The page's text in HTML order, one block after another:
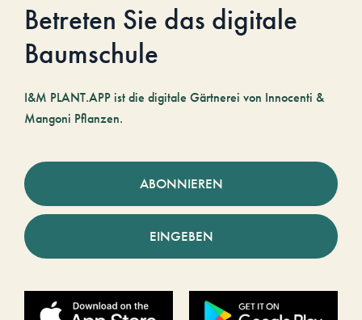
Betreten Sie das digitale
Baumschule
I&M PLANT.APP ist die digitale Gärtnerei von Innocenti &
Mangoni Pflanzen.
ABONNIEREN
EINGEBEN